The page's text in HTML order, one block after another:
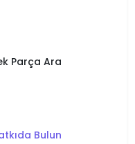
Parça Ara
Bulun